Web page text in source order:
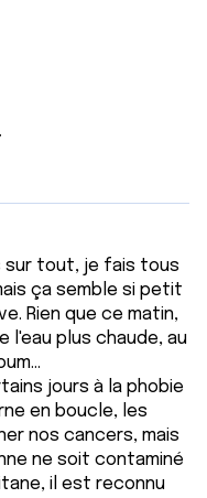
sur tout, je fais tous
ça semble si petit
Rien que ce matin,
l'eau plus chaude, au
jours à la phobie
en boucle, les
nos cancers, mais
ne soit contaminé
il est reconnu